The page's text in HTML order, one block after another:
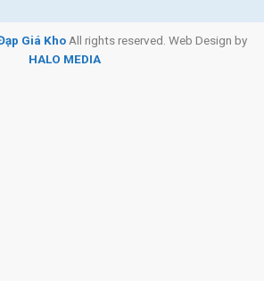
Giá KhoAll rights reserved. Web Design by
HALO MEDIA